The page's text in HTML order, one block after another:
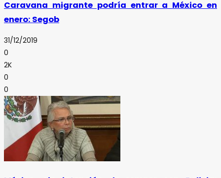
Caravana migrante podría entrar a México en
enero: Segob
31/12/2019
0
2K
0
0